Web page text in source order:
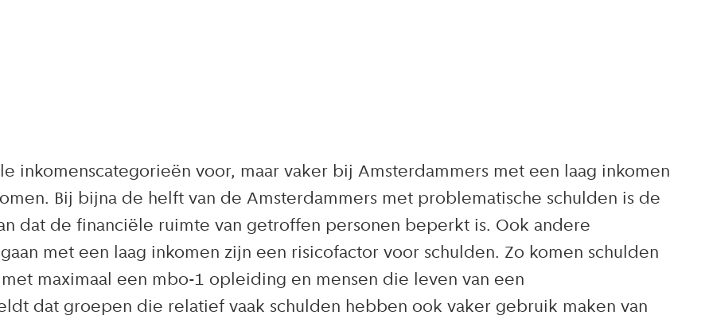
inkomenscategorieën voor, maar vaker bij Amsterdammers met een laag inkomen
Bij bijna de helft van de Amsterdammers met problematische schulden is de
dat de financiële ruimte van getroffen personen beperkt is. Ook andere
met een laag inkomen zijn een risicofactor voor schulden. Zo komen schulden
maximaal een mbo-1 opleiding en mensen die leven van een
dat groepen die relatief vaak schulden hebben ook vaker gebruik maken van